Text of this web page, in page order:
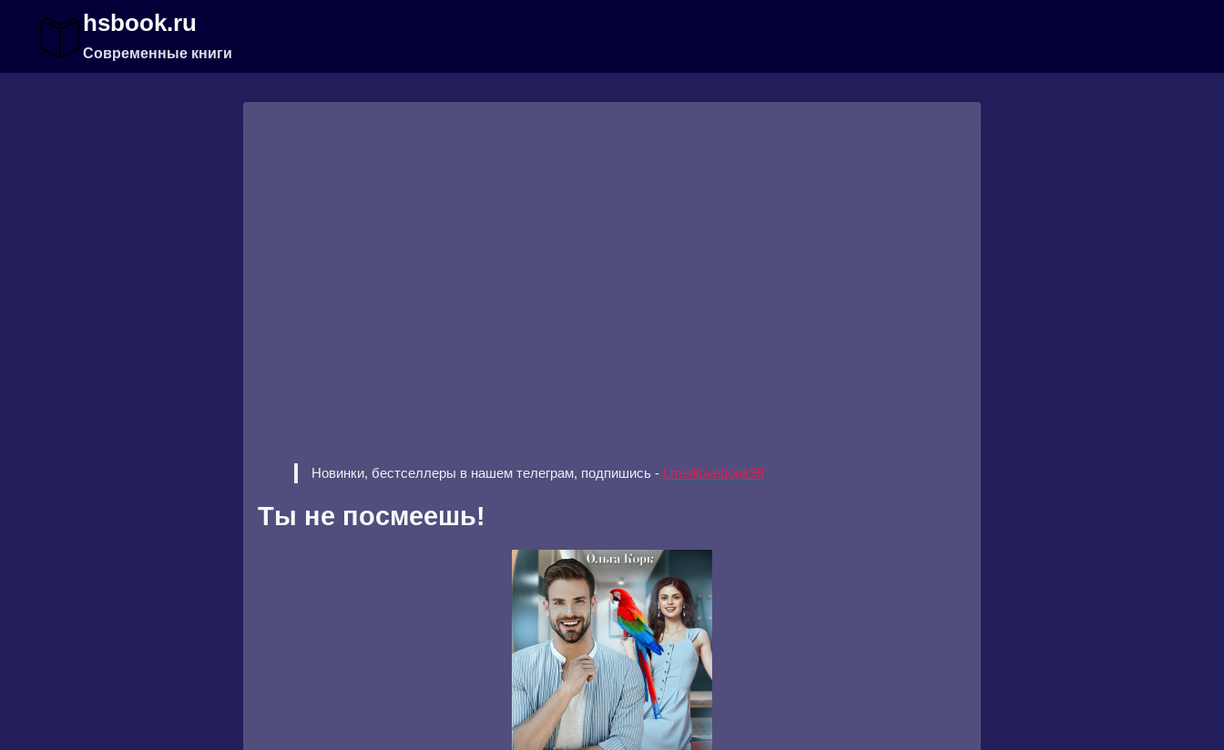
содержимому
hsbook.ru
Современные книги
Новинки, бестселлеры в нашем телеграм, подпишись - t.me/ilovebook99
Ты не посмеешь!